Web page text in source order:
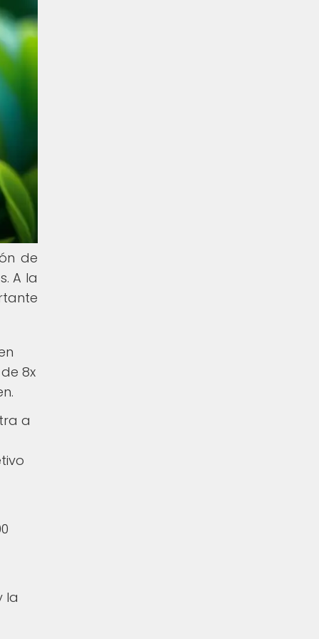
de
A la
8x
a
la